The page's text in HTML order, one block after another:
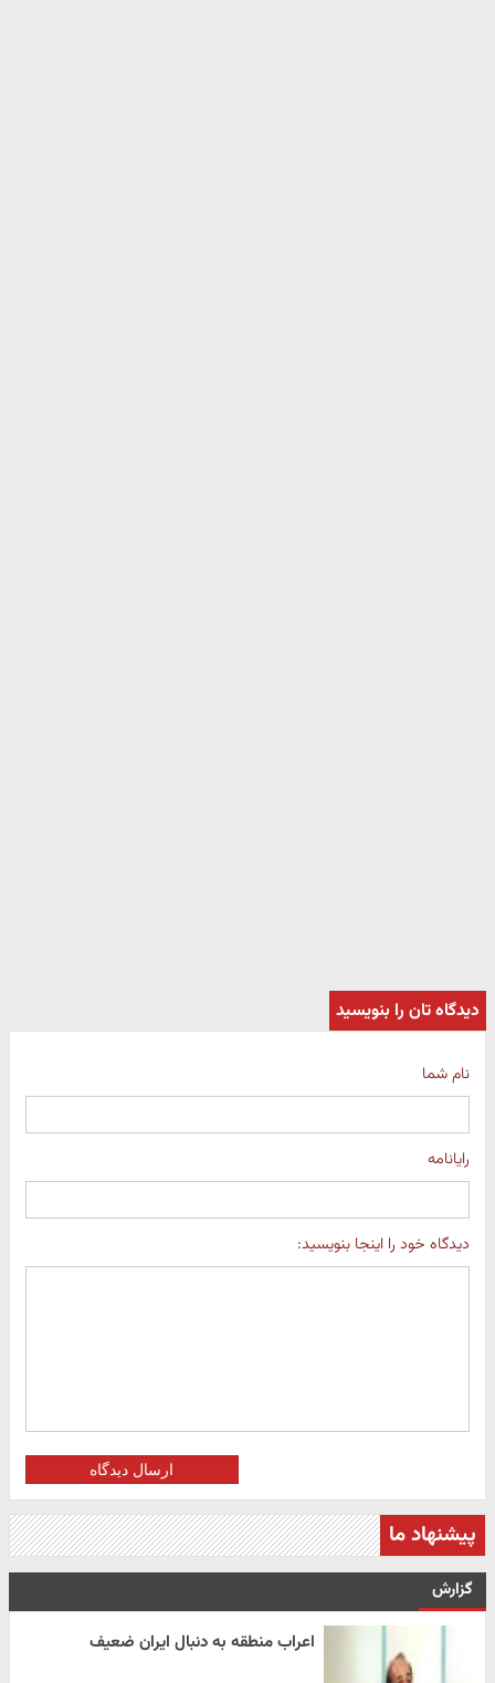
دیدگاه تان را بنویسید
نام شما
رایانامه
دیدگاه خود را اینجا بنویسید:
ارسال دیدگاه
پیشنهاد ما
گزارش
اعراب منطقه به دنبال ایران ضعیف